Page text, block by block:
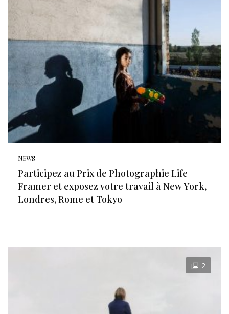
NEWS
Participez au Prix de Photographie Life
Framer et exposez votre travail à New York,
Londres, Rome et Tokyo
2